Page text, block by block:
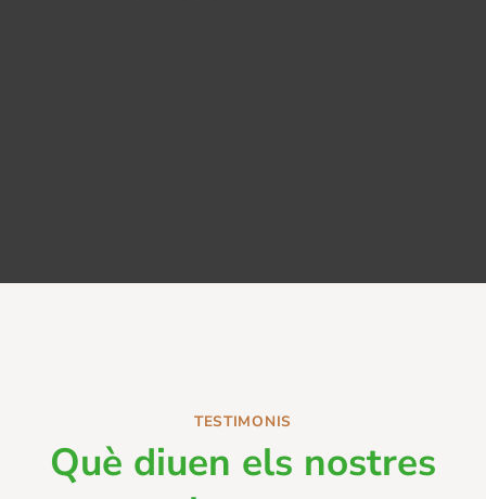
TESTIMONIS
Què diuen els nostres